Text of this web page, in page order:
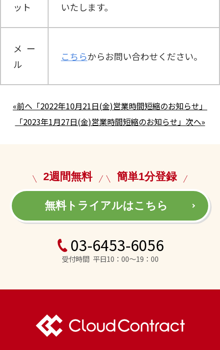
ット
いたします。
メー
ル
こちらからお問い合わせください。
«前へ「2022年10月21日(金)営業時間短縮のお知らせ」
「2023年1月27日(金)営業時間短縮のお知らせ」次へ»
2週間無料 簡単1分登録
無料トライアルはこちら
03-6453-6056
受付時間 平日10：00～19：00